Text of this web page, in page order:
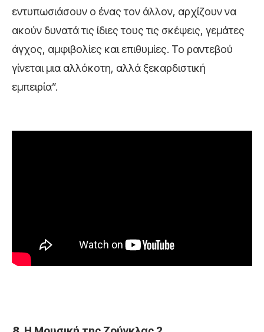
εντυπωσιάσουν ο ένας τον άλλον, αρχίζουν να
ακούν δυνατά τις ίδιες τους τις σκέψεις, γεμάτες
άγχος, αμφιβολίες και επιθυμίες. Το ραντεβού
γίνεται μια αλλόκοτη, αλλά ξεκαρδιστική
εμπειρία”.